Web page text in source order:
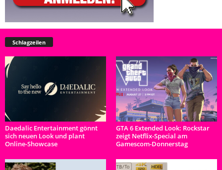
Schlagzeilen
Daedalic Entertainment gönnt
sich neuen Look und plant
Online-Showcase
GTA 6 Extended Look: Rockstar
zeigt Netflix-Special am
Gamescom-Donnerstag